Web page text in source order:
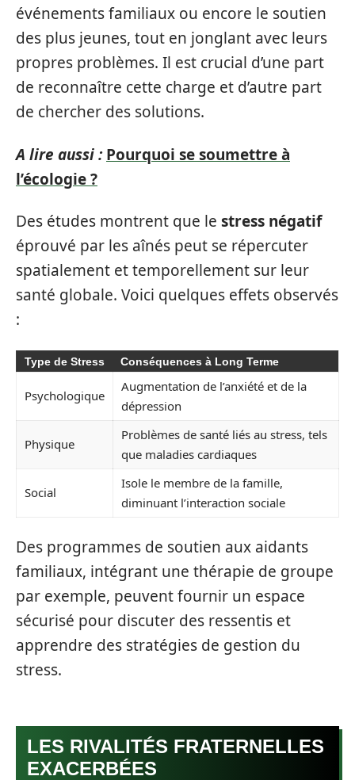
événements familiaux ou encore le soutien
des plus jeunes, tout en jonglant avec leurs
propres problèmes. Il est crucial d’une part
de reconnaître cette charge et d’autre part
de chercher des solutions.
A lire aussi : Pourquoi se soumettre à
l’écologie ?
Des études montrent que le stress négatif
éprouvé par les aînés peut se répercuter
spatialement et temporellement sur leur
santé globale. Voici quelques effets observés
:
Type de Stress Conséquences à Long Terme
Psychologique
Augmentation de l’anxiété et de la
dépression
Physique
Problèmes de santé liés au stress, tels
que maladies cardiaques
Social
Isole le membre de la famille,
diminuant l’interaction sociale
Des programmes de soutien aux aidants
familiaux, intégrant une thérapie de groupe
par exemple, peuvent fournir un espace
sécurisé pour discuter des ressentis et
apprendre des stratégies de gestion du
stress.
LES RIVALITÉS FRATERNELLES
EXACERBÉES